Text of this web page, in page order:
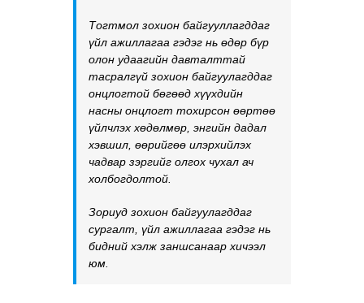
Тогтмол зохион байгууллагддаг
үйл ажиллагаа гэдэг нь өдөр бүр
олон удаагийн давталттай
тасралгүй зохион байгуулагддаг
онцлогтой бөгөөд хүүхдийн
насны онцлогт тохирсон өөртөө
үйлчлэх хөдөлмөр, энгийн дадал
хэвшил, өөрийгөө илэрхийлэх
чадвар зэргийг олгох чухал ач
холбогдолтой.
Зориуд зохион байгуулагддаг
сургалт, үйл ажиллагаа гэдэг нь
бидний хэлж заншсанаар хичээл
юм.